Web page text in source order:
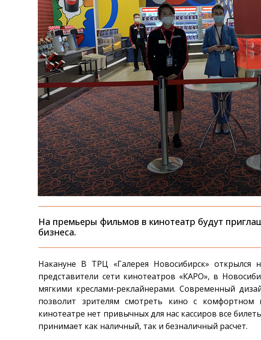
На премьеры фильмов в кинотеатр будут
бизнеса.
Накануне В ТРЦ «Галерея Новосибирск» открылся
представители сети кинотеатров «КАРО», в
мягкими креслами-реклайнерами. Современный
позволит зрителям смотреть кино с
кинотеатре нет привычных для нас кассиров все
принимает как наличный, так и безналичный расчет.